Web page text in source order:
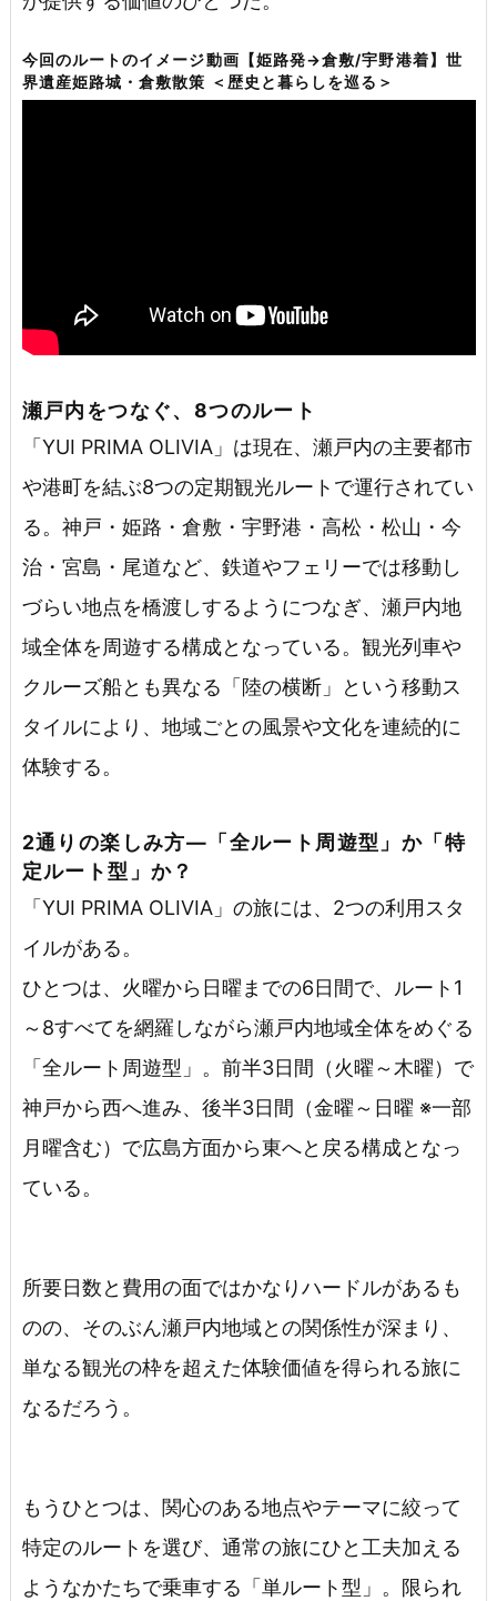
今回のルートのイメージ動画【姫路発→倉敷/宇野港着】世
界遺産姫路城・倉敷散策 ＜歴史と暮らしを巡る＞
瀬戸内をつなぐ、8つのルート
「YUI PRIMA OLIVIA」は現在、瀬戸内の主要都市
や港町を結ぶ8つの定期観光ルートで運行されてい
る。神戸・姫路・倉敷・宇野港・高松・松山・今
治・宮島・尾道など、鉄道やフェリーでは移動し
づらい地点を橋渡しするようにつなぎ、瀬戸内地
域全体を周遊する構成となっている。観光列車や
クルーズ船とも異なる「陸の横断」という移動ス
タイルにより、地域ごとの風景や文化を連続的に
体験する。
2通りの楽しみ方―「全ルート周遊型」か「特
定ルート型」か？
「YUI PRIMA OLIVIA」の旅には、2つの利用スタ
イルがある。
ひとつは、火曜から日曜までの6日間で、ルート1
～8すべてを網羅しながら瀬戸内地域全体をめぐる
「全ルート周遊型」。前半3日間（火曜～木曜）で
神戸から西へ進み、後半3日間（金曜～日曜 ※一部
月曜含む）で広島方面から東へと戻る構成となっ
ている。
所要日数と費用の面ではかなりハードルがあるも
のの、そのぶん瀬戸内地域との関係性が深まり、
単なる観光の枠を超えた体験価値を得られる旅に
なるだろう。
もうひとつは、関心のある地点やテーマに絞って
特定のルートを選び、通常の旅にひと工夫加える
ようなかたちで乗車する「単ルート型」。限られ